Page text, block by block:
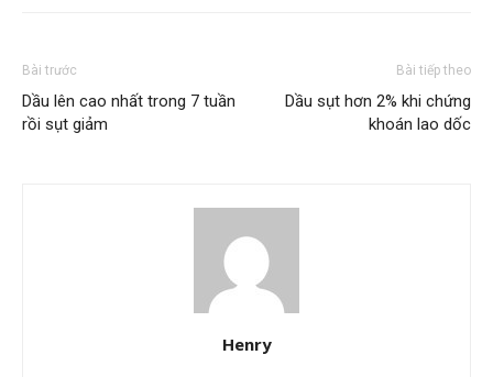
Bài trước
Dầu lên cao nhất trong 7 tuần
rồi sụt giảm
Bài tiếp theo
Dầu sụt hơn 2% khi chứng
khoán lao dốc
Henry